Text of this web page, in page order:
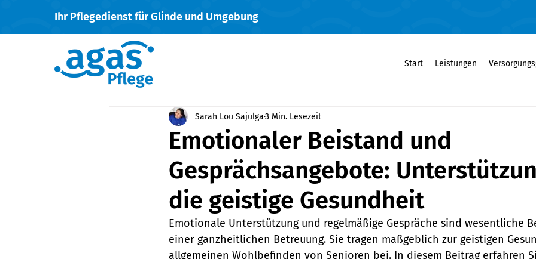
Ihr Pflegedienst für Glinde und Umgebung
Start Leistungen
Emotionaler Beistand und
Gesprächsangebote:
die geistige Gesundheit
Sarah Lou Sajulga3 Min. Lesezeit
Emotionale Unterstützung und regelmäßige Gespräche sind wesentliche
einer ganzheitlichen Betreuung. Sie tragen maßgeblich zur geistigen
allgemeinen Wohlbefinden von Senioren bei. In diesem Beitrag erfahren